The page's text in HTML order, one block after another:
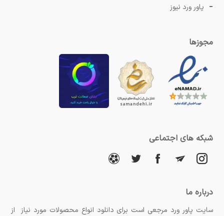
پاور ورد نیوز
مجوزها
شبکه های اجتماعی
درباره ما
سایت پاور ورد مرجعی است برای دانلود انواع محصولات مورد نیاز از